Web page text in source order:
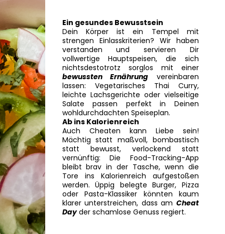
Ein gesundes Bewusstsein
Dein Körper ist ein Tempel mit
strengen Einlasskriterien? Wir haben
verstanden und servieren Dir
vollwertige Hauptspeisen, die sich
nichtsdestotrotz sorglos mit einer
bewussten Ernährung vereinbaren
lassen: Vegetarisches Thai Curry,
leichte Lachsgerichte oder vielseitige
Salate passen perfekt in Deinen
wohldurchdachten Speiseplan.
Ab ins Kalorienreich
Auch Cheaten kann Liebe sein!
Mächtig statt maßvoll, bombastisch
statt bewusst, verlockend statt
vernünftig: Die Food-Tracking-App
bleibt brav in der Tasche, wenn die
Tore ins Kalorienreich aufgestoßen
werden. Üppig belegte Burger, Pizza
oder Pasta-Klassiker könnten kaum
klarer unterstreichen, dass am Cheat
Dayder schamlose Genuss regiert.